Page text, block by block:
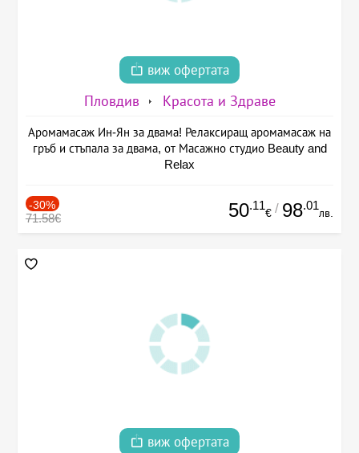
виж офертата
Пловдив Красота и Здраве
Аромамасаж Ин-Ян за двама! Релаксиращ аромамасаж на
гръб и стъпала за двама, от Масажно студио Beauty and
Relax
-30%
71.58€ 50.11
€ / 98.01
лв.
виж офертата